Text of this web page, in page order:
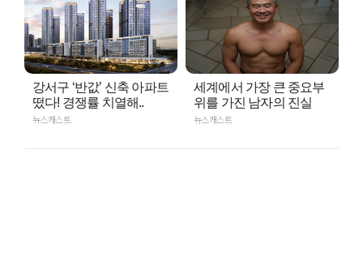
강서구 ‘반값’ 신축 아파트
떴다! 경쟁률 치열해..
뉴스캐스트
세계에서 가장 큰 중요부
위를 가진 남자의 진실
뉴스캐스트